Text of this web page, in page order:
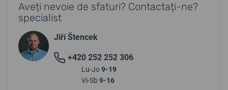
Aveți nevoie de sfaturi? Contactați-ne?
specialist
Jiří Štencek
+420 252 252 306
Lu-Jo9-19
Vi-Sb 9-16